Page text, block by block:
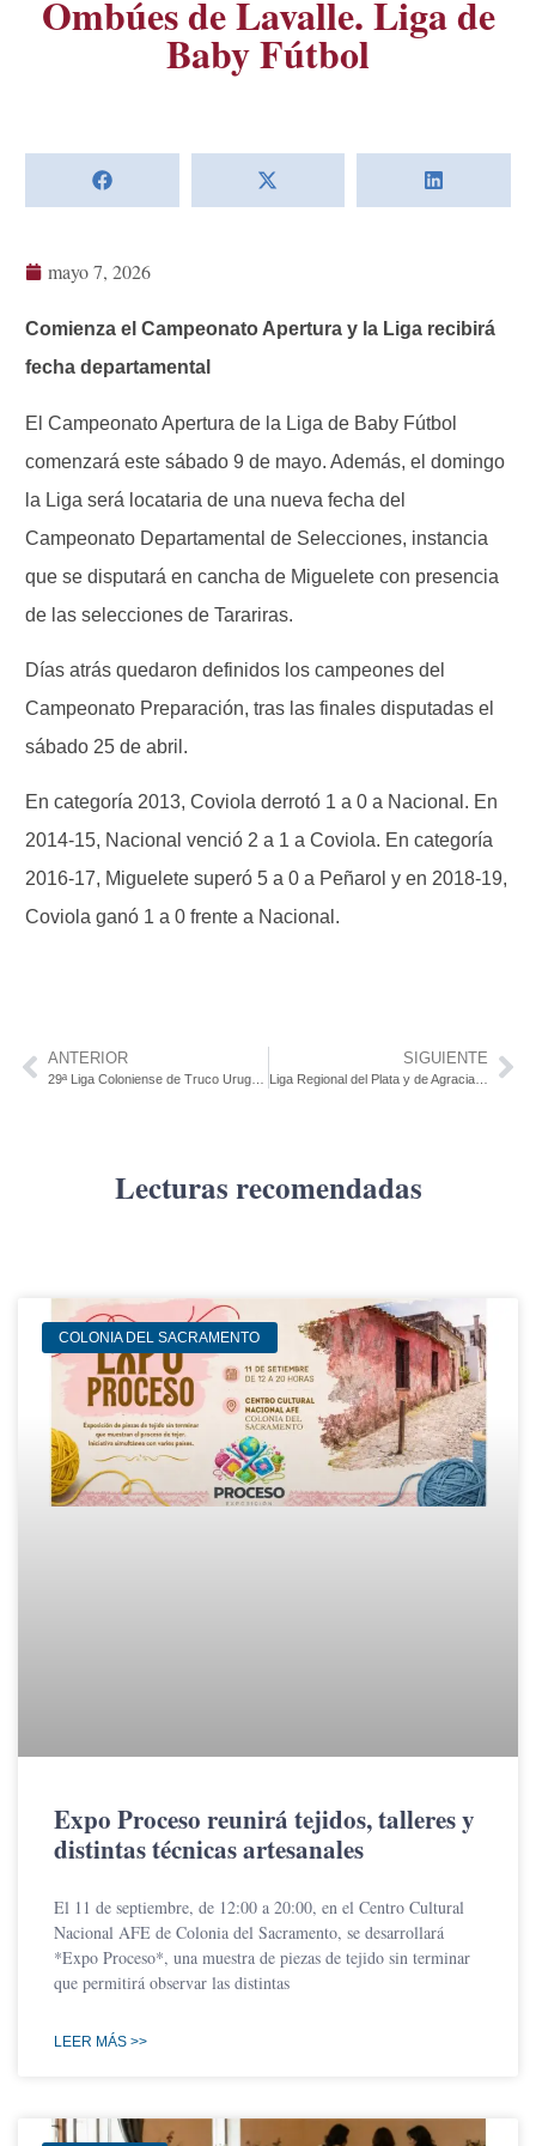
Ombúes de Lavalle. Liga de
Baby Fútbol
mayo 7, 2026
Comienza el Campeonato Apertura y la Liga recibirá
fecha departamental
El Campeonato Apertura de la Liga de Baby Fútbol
comenzará este sábado 9 de mayo. Además, el domingo
la Liga será locataria de una nueva fecha del
Campeonato Departamental de Selecciones, instancia
que se disputará en cancha de Miguelete con presencia
de las selecciones de Tarariras.
Días atrás quedaron definidos los campeones del
Campeonato Preparación, tras las finales disputadas el
sábado 25 de abril.
En categoría 2013, Coviola derrotó 1 a 0 a Nacional. En
2014-15, Nacional venció 2 a 1 a Coviola. En categoría
2016-17, Miguelete superó 5 a 0 a Peñarol y en 2018-19,
Coviola ganó 1 a 0 frente a Nacional.
ANTERIOR SIGUIENTE
Liga Regional del Plata y de Agraciada
Lecturas recomendadas
COLONIA DEL SACRAMENTO
Expo Proceso reunirá tejidos, talleres y
distintas técnicas artesanales
El 11 de septiembre, de 12:00 a 20:00, en el Centro Cultural
Nacional AFE de Colonia del Sacramento, se desarrollará
*Expo Proceso*, una muestra de piezas de tejido sin terminar
que permitirá observar las distintas
LEER MÁS >>